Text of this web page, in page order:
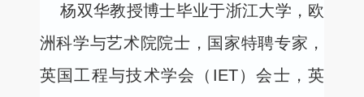
杨双华教授博士毕业于浙江大学，欧
洲科学与艺术院院士，国家特聘专家，
英国工程与技术学会（ IET）会士，英